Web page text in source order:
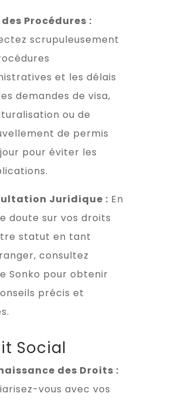
Procédures :
scrupuleusement
et les délais
demandes de visa,
ou de
de permis
pour éviter les
Juridique : En
doute sur vos droits
statut en tant
consultez
Sonko pour obtenir
précis et
Social
des Droits :
vous avec vos